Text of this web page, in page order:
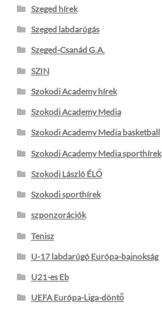
Szeged hírek
Szeged labdarúgás
Szeged-Csanád G.A.
SZIN
Szokodi Academy hírek
Szokodi Academy Media
Szokodi Academy Media basketball
Szokodi Academy Media sporthírek
Szokodi László ÉLŐ
Szokodi sporthírek
szponzorációk
Tenisz
U-17 labdarúgó Európa-bajnokság
U21-es Eb
UEFA Európa-Liga-döntő